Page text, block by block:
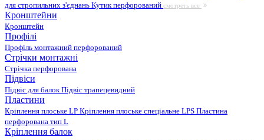
для стропильних з'єднань Кутик перфорований смотреть все
Кронштейни
Кронштейн
Профілі
Профіль монтажний перфорований
Стрічки монтажні
Стрічка перфорована
Підвіси
Підвіс для балокПідвіс трапецевидний
Пластини
Кріплення плоське LP Кріплення плоське спеціальне LPS Пластина
перфорована тип L
Кріплення балок